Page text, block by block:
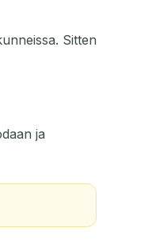
Sitten
ja